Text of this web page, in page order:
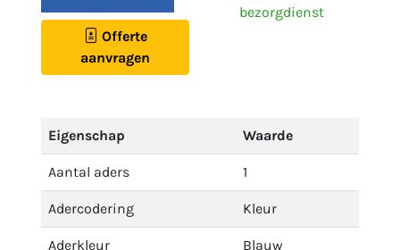
Offerte
aanvragen
bezorgdienst
Eigenschap Waarde
Aantal aders 1
Adercodering Kleur
Aderkleur Blauw